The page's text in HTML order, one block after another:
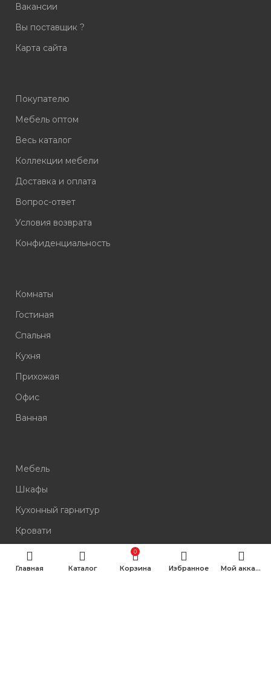
Вакансии
Вы поставщик ?
Карта сайта
Покупателю
Мебель оптом
Весь каталог
Коллекции мебели
Доставка и оплата
Вопрос-ответ
Условия возврата
Конфиденциальность
Комнаты
Гостиная
Спальня
Кухня
Прихожая
Офис
Ванная
Мебель
Шкафы
Кухонный гарнитур
Кровати
Комоды
Столы
Главная Каталог
0
Корзина Избранное Мой аккаунт